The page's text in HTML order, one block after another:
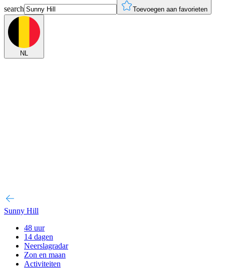
search Toevoegen aan favorieten
NL
Sunny Hill
48 uur
14 dagen
Neerslagradar
Zon en maan
Activiteiten